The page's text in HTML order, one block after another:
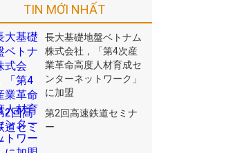
TIN MỚI NHẤT
長大基礎地盤ベトナム
株式会社，「第4次産
業革命高度人材育成セ
ンターネットワーク」
に加盟
第2回高速鉄道セミナ
ー